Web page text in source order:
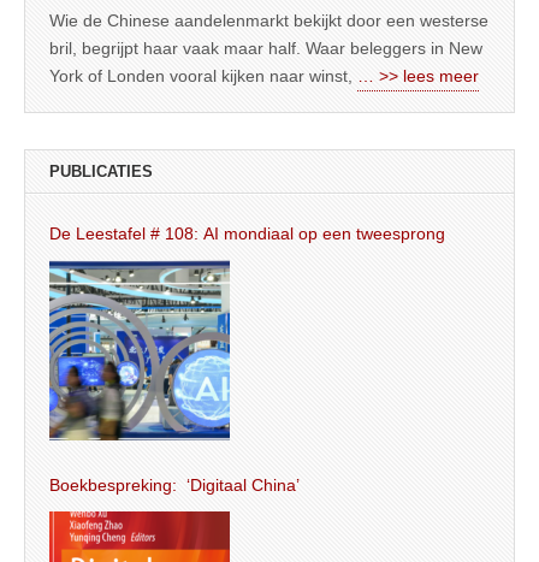
Wie de Chinese aandelenmarkt bekijkt door een westerse
bril, begrijpt haar vaak maar half. Waar beleggers in New
York of Londen vooral kijken naar winst,
… >> lees meer
PUBLICATIES
De Leestafel # 108: AI mondiaal op een tweesprong
Boekbespreking: ‘Digitaal China’